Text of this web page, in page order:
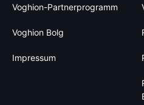
Voghion-Partnerprogramm
Voghion Bolg
Impressum